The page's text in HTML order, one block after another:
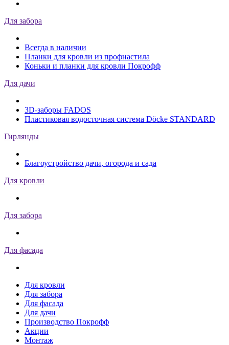
Для забора
Всегда в наличии
Планки для кровли из профнастила
Коньки и планки для кровли Покрофф
Для дачи
3D-заборы FADOS
Пластиковая водосточная система Döcke STANDARD
Гирлянды
Благоустройство дачи, огорода и сада
Для кровли
Для забора
Для фасада
Для кровли
Для забора
Для фасада
Для дачи
Производство Покрофф
Акции
Монтаж